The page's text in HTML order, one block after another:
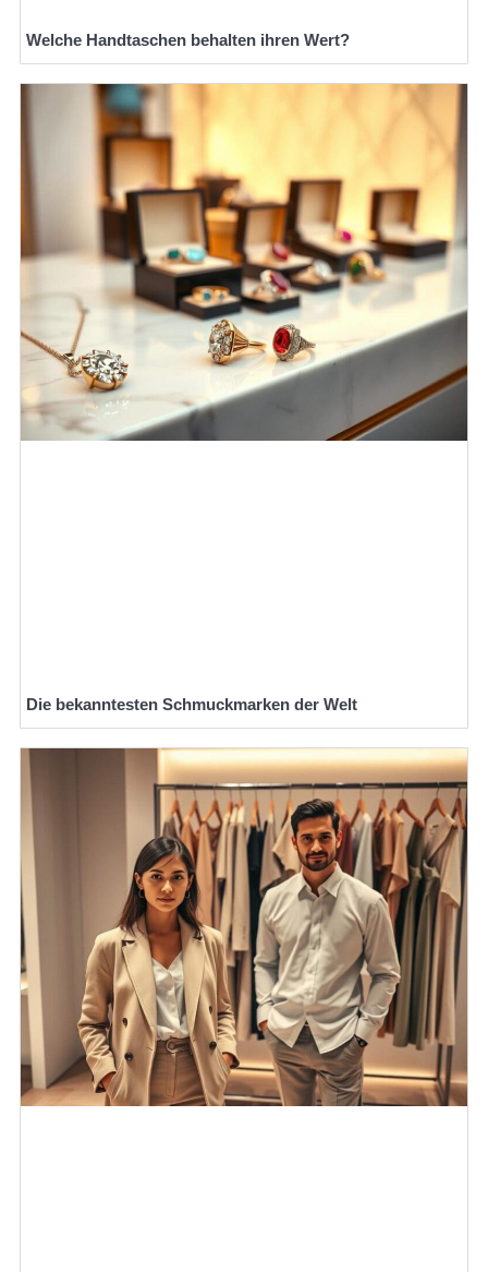
Welche Handtaschen behalten ihren Wert?
Die bekanntesten Schmuckmarken der Welt